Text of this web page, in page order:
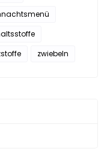
zwiebeln